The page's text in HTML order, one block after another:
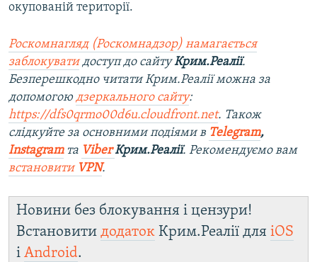
окупованій території.
Роскомнагляд (Роскомнадзор) намагається
заблокуватидоступ до сайтуКрим.Реалії.
Безперешкодно читати Крим.Реалії можна за
допомогою дзеркального сайту:
https://dfs0qrmo00d6u.cloudfront.net. Також
слідкуйте за основними подіями в Telegram,
Instagramта ViberКрим.Реалії. Рекомендуємо вам
встановити VPN.
Новини без блокування і цензури!
Встановити додаток Крим.Реалії для iOS
і Android.